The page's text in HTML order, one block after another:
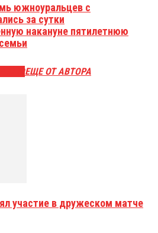
южноуральцев с
за сутки
накануне пятилетнюю
ЕЩЕ ОТ АВТОРА
участие в дружеском матче